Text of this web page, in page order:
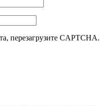
перезагрузите CAPTCHA.